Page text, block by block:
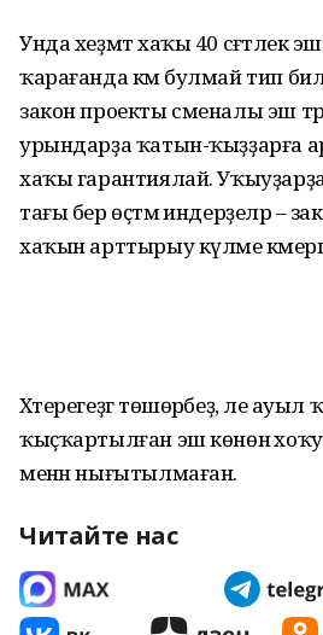
Унда хеҙмәт хаҡы 40 сәғәтлек
ҡарағанда кәм булмай тип
закон проекты сменалы эш
урындарҙа ҡатын-ҡыҙҙарға
хаҡы гарантиялай.
тағы бер өҫтәмә индерҙеләр –
хаҡын арттырыу күләме
Хәтерегеҙгә төшөрәбеҙ, әле
ҡыҫҡартылған эш көнөнә
менән нығытылмаған.
Читайте нас